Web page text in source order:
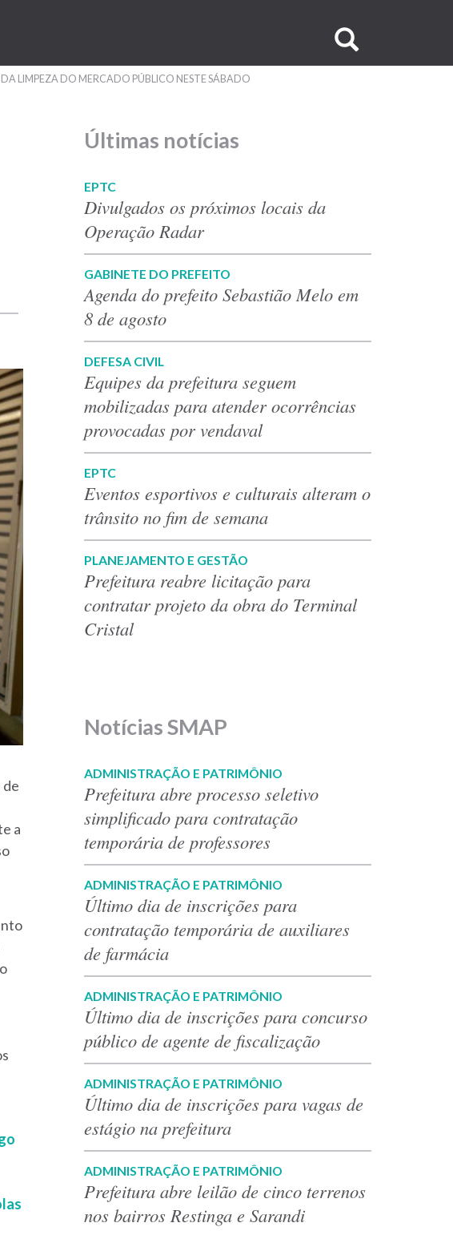
no
LIMPEZA DO MERCADO PÚBLICO NESTE SÁBADO
a
Últimas notícias
EPTC
Divulgados os próximos locais da
Operação Radar
GABINETE DO PREFEITO
Agenda do prefeito Sebastião Melo em
8 de agosto
DEFESA CIVIL
Equipes da prefeitura seguem
mobilizadas para atender ocorrências
provocadas por vendaval
EPTC
Eventos esportivos e culturais alteram o
trânsito no fim de semana
PLANEJAMENTO E GESTÃO
Prefeitura reabre licitação para
contratar projeto da obra do Terminal
Cristal
Notícias SMAP
ADMINISTRAÇÃO E PATRIMÔNIO
Prefeitura abre processo seletivo
simplificado para contratação
temporária de professores
ADMINISTRAÇÃO E PATRIMÔNIO
Último dia de inscrições para
contratação temporária de auxiliares
de farmácia
ADMINISTRAÇÃO E PATRIMÔNIO
Último dia de inscrições para concurso
público de agente de fiscalização
ADMINISTRAÇÃO E PATRIMÔNIO
Último dia de inscrições para vagas de
estágio na prefeitura
ADMINISTRAÇÃO E PATRIMÔNIO
Prefeitura abre leilão de cinco terrenos
nos bairros Restinga e Sarandi